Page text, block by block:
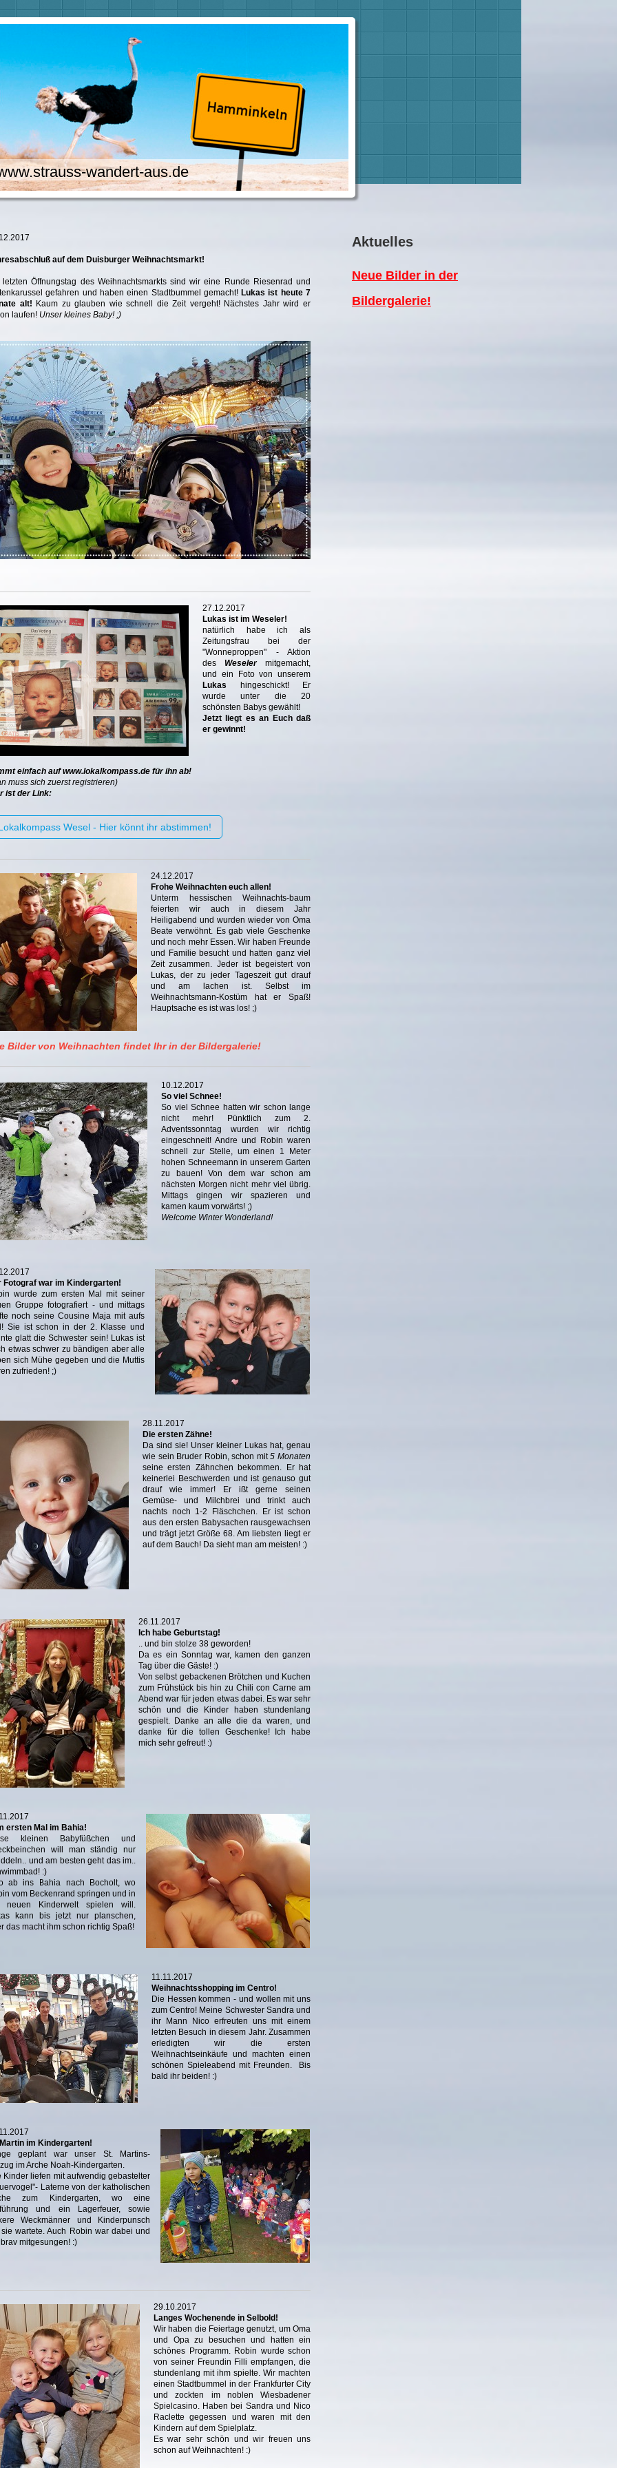
wandert-aus.de
auf dem Duisburger Weihnachtsmarkt!
letzten Öffnungstag des Weihnachtsmarkts sind wir eine Runde Riesenrad und
gefahren und haben einen Stadtbummel gemacht! Lukas ist heute 7
alt! Kaum zu glauben wie schnell die Zeit vergeht! Nächstes Jahr wird er
laufen! Unser kleines Baby! ;)
27.12.2017
Lukas ist im Weseler!
natürlich habe ich als
Zeitungsfrau bei der
"Wonneproppen" - Aktion
des Weselermitgemacht,
und ein Foto von unserem
Lukas hingeschickt! Er
wurde unter die 20
schönsten Babys gewählt!
Jetzt liegt es an Euch daß
er gewinnt!
einfach auf www.lokalkompass.de für ihn ab!
muss sich zuerst registrieren)
ist der Link:
Wesel - Hier könnt ihr abstimmen!
24.12.2017
Frohe Weihnachten euch allen!
Unterm hessischen Weihnachts-baum
feierten wir auch in diesem Jahr
Heiligabend und wurden wieder von Oma
Beate verwöhnt. Es gab viele Geschenke
und noch mehr Essen. Wir haben Freunde
und Familie besucht und hatten ganz viel
Zeit zusammen. Jeder ist begeistert von
Lukas, der zu jeder Tageszeit gut drauf
und am lachen ist. Selbst im
Weihnachtsmann-Kostüm hat er Spaß!
Hauptsache es ist was los! ;)
Bilder von Weihnachten findet Ihr in der Bildergalerie!
10.12.2017
So viel Schnee!
So viel Schnee hatten wir schon lange
nicht mehr! Pünktlich zum 2.
Adventssonntag wurden wir richtig
eingeschneit! Andre und Robin waren
schnell zur Stelle, um einen 1 Meter
hohen Schneemann in unserem Garten
zu bauen! Von dem war schon am
nächsten Morgen nicht mehr viel übrig.
Mittags gingen wir spazieren und
kamen kaum vorwärts! ;)
Welcome Winter Wonderland!
Fotograf war im Kindergarten!
wurde zum ersten Mal mit seiner
Gruppe fotografiert - und mittags
noch seine Cousine Maja mit aufs
Sie ist schon in der 2. Klasse und
glatt die Schwester sein! Lukas ist
etwas schwer zu bändigen aber alle
sich Mühe gegeben und die Muttis
zufrieden! ;)
28.11.2017
Die ersten Zähne!
Da sind sie! Unser kleiner Lukas hat, genau
wie sein Bruder Robin, schon mit5 Monaten
seine ersten Zähnchen bekommen. Er hat
keinerlei Beschwerden und ist genauso gut
drauf wie immer! Er ißt gerne seinen
Gemüse- und Milchbrei und trinkt auch
nachts noch 1-2 Fläschchen. Er ist schon
aus den ersten Babysachen rausgewachsen
und trägt jetzt Größe 68. Am liebsten liegt er
auf dem Bauch! Da sieht man am meisten! :)
26.11.2017
Ich habe Geburtstag!
.. und bin stolze 38 geworden!
Da es ein Sonntag war, kamen den ganzen
Tag über die Gäste! :)
Von selbst gebackenen Brötchen und Kuchen
zum Frühstück bis hin zu Chili con Carne am
Abend war für jeden etwas dabei. Es war sehr
schön und die Kinder haben stundenlang
gespielt. Danke an alle die da waren, und
danke für die tollen Geschenke! Ich habe
mich sehr gefreut! :)
ersten Mal im Bahia!
kleinen Babyfüßchen und
will man ständig nur
und am besten geht das im..
:)
ab ins Bahia nach Bocholt, wo
vom Beckenrand springen und in
neuen Kinderwelt spielen will.
kann bis jetzt nur planschen,
das macht ihm schon richtig Spaß!
11.11.2017
Weihnachtsshopping im Centro!
Die Hessen kommen - und wollen mit uns
zum Centro! Meine Schwester Sandra und
ihr Mann Nico erfreuten uns mit einem
letzten Besuch in diesem Jahr. Zusammen
erledigten wir die ersten
Weihnachtseinkäufe und machten einen
schönen Spieleabend mit Freunden. Bis
bald ihr beiden! :)
im Kindergarten!
geplant war unser St. Martins-
im Arche Noah-Kindergarten.
Kinder liefen mit aufwendig gebastelter
Laterne von der katholischen
zum Kindergarten, wo eine
und ein Lagerfeuer, sowie
Weckmänner und Kinderpunsch
wartete. Auch Robin war dabei und
mitgesungen! :)
29.10.2017
Langes Wochenende in Selbold!
Wir haben die Feiertage genutzt, um Oma
und Opa zu besuchen und hatten ein
schönes Programm. Robin wurde schon
von seiner Freundin Filli empfangen, die
stundenlang mit ihm spielte. Wir machten
einen Stadtbummel in der Frankfurter City
und zockten im noblen Wiesbadener
Spielcasino. Haben bei Sandra und Nico
Raclette gegessen und waren mit den
Kindern auf dem Spielplatz.
Es war sehr schön und wir freuen uns
schon auf Weihnachten! :)
Aktuelles
Neue Bilder in der
Bildergalerie!